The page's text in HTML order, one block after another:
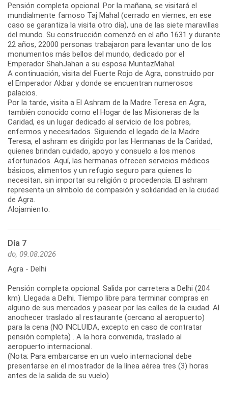
Pensión completa opcional. Por la mañana, se visitará el
mundialmente famoso Taj Mahal (cerrado en viernes, en ese
caso se garantiza la visita otro día), una de las siete maravillas
del mundo. Su construcción comenzó en el año 1631 y durante
22 años, 22000 personas trabajaron para levantar uno de los
monumentos más bellos del mundo, dedicado por el
Emperador ShahJahan a su esposa MuntazMahal.
A continuación, visita del Fuerte Rojo de Agra, construido por
el Emperador Akbar y donde se encuentran numerosos
palacios.
Por la tarde, visita a El Ashram de la Madre Teresa en Agra,
también conocido como el Hogar de las Misioneras de la
Caridad, es un lugar dedicado al servicio de los pobres,
enfermos y necesitados. Siguiendo el legado de la Madre
Teresa, el ashram es dirigido por las Hermanas de la Caridad,
quienes brindan cuidado, apoyo y consuelo a los menos
afortunados. Aquí, las hermanas ofrecen servicios médicos
básicos, alimentos y un refugio seguro para quienes lo
necesitan, sin importar su religión o procedencia. El ashram
representa un símbolo de compasión y solidaridad en la ciudad
de Agra.
Alojamiento.
Día 7
do, 09.08.2026
Agra - Delhi
Pensión completa opcional. Salida por carretera a Delhi (204
km). Llegada a Delhi. Tiempo libre para terminar compras en
alguno de sus mercados y pasear por las calles de la ciudad. Al
anochecer traslado al restaurante (cercano al aeropuerto)
para la cena (NO INCLUIDA, excepto en caso de contratar
pensión completa) . A la hora convenida, traslado al
aeropuerto internacional.
(Nota: Para embarcarse en un vuelo internacional debe
presentarse en el mostrador de la línea aérea tres (3) horas
antes de la salida de su vuelo)